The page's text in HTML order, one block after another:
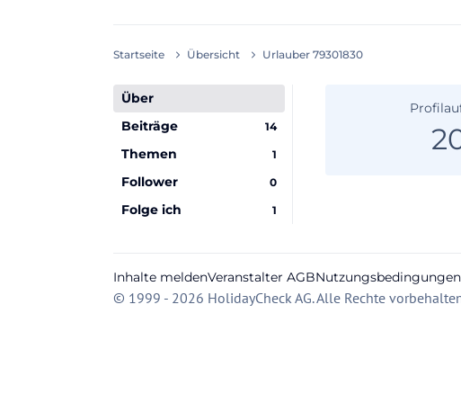
Startseite Übersicht Urlauber 79301830
Über
Beiträge
14
Themen 1
Follower 0
Folge ich 1
Inhalte meldenVeranstalter AGBNutzungsbedingungen
© 1999 - 2026 HolidayCheck AG. Alle Rechte